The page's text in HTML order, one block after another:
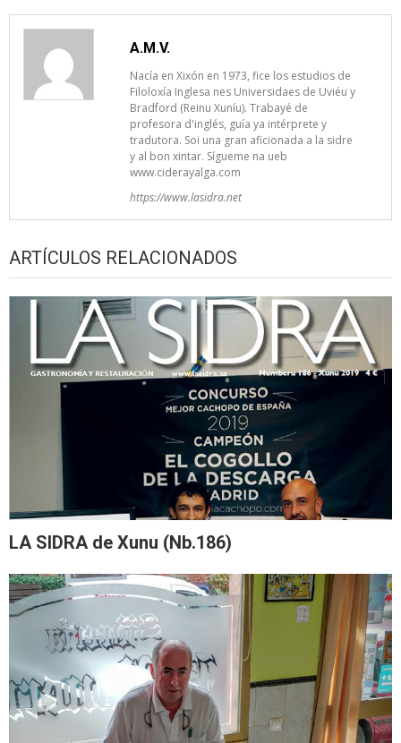
A.M.V.
Nacía en Xixón en 1973, fice los estudios de
Filoloxía Inglesa nes Universidaes de Uviéu y
Bradford (Reinu Xuníu). Trabayé de
profesora d'inglés, guía ya intérprete y
tradutora. Soi una gran aficionada a la sidre
y al bon xintar. Sígueme na ueb
www.ciderayalga.com
https://www.lasidra.net
ARTÍCULOS RELACIONADOS
LA SIDRA de Xunu (Nb.186)